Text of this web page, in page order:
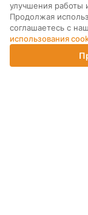
улучшения работы
Продолжая
соглашаетесь с
использования